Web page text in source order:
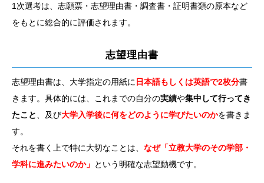
1次選考は、志願票・志望理由書・調査書・証明書類の原本など
をもとに総合的に評価されます。
志望理由書
志望理由書は、大学指定の用紙に 日本語もしくは英語で2枚分書
きます。具体的には、これまでの自分の実績や集中して行ってき
たこと
、及び大学入学後に何をどのように学びたいのかを書きま
す。
それを書く上で特に大切なことは、 なぜ「立教大学のその学部・
学科に進みたいのか」 という明確な志望動機です。